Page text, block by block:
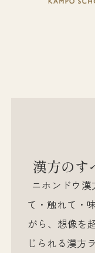
漢方のす
ニホンドウ
て・触れて・
がら、想像を
じられる漢方